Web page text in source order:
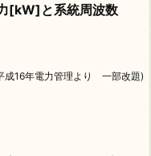
[kW]と系統周波数
成16年電力管理より 一部改題)